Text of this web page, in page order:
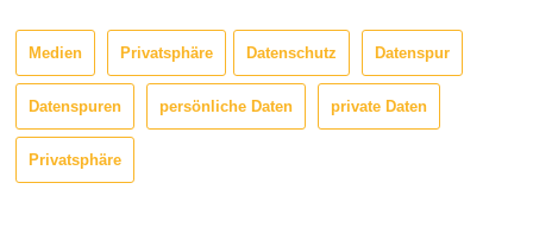
Medien Privatsphäre Datenschutz Datenspur
Datenspuren persönliche Daten private Daten
Privatsphäre